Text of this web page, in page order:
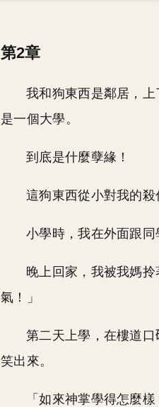
第2章
我和狗東西是鄰居，
是一個大學。
到底是什麼孽緣！
這狗東西從小對我的殺
小學時，我在外面跟同
晚上回家，我被我媽
氣！」
第二天上學，在樓道口
笑出來。
「如來神掌學得怎麼樣